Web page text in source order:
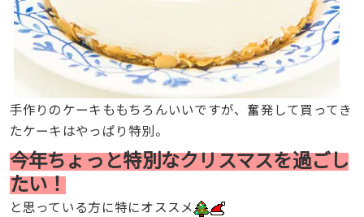
手作りのケーキももちろんいいですが、奮発して買ってき
たケーキはやっぱり特別。
今年ちょっと特別なクリスマスを過ごし
たい！
と思っている方に特にオススメ